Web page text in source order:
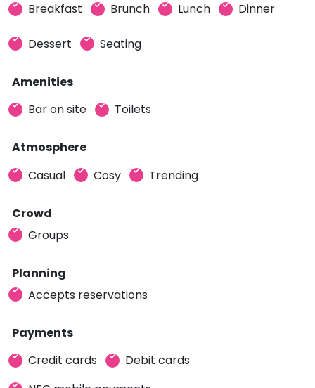
Breakfast
Brunch Lunch Dinner
Dessert Seating
Amenities
Bar on site
Toilets
Atmosphere
Casual
Cosy Trending
Crowd
Groups
Planning
Accepts reservations
Payments
Credit cards
Debit cards